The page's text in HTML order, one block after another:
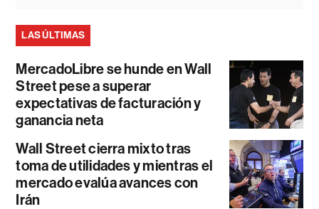
LAS ÚLTIMAS
MercadoLibre se hunde en Wall
Street pese a superar
expectativas de facturación y
ganancia neta
Wall Street cierra mixto tras
toma de utilidades y mientras el
mercado evalúa avances con
Irán